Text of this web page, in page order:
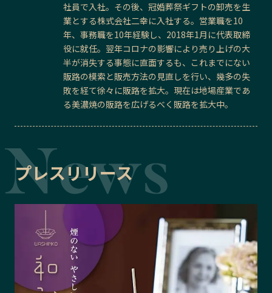
社員で入社。その後、冠婚葬祭ギフトの卸売を生
業とする株式会社二幸に入社する。営業職を10
年、事務職を10年経験し、2018年1月に代表取締
役に就任。翌年コロナの影響により売り上げの大
半が消失する事態に直面するも、これまでにない
販路の模索と販売方法の見直しを行い、幾多の失
敗を経て徐々に販路を拡大。現在は地場産業であ
る美濃焼の販路を広げるべく販路を拡大中。
プレスリリース